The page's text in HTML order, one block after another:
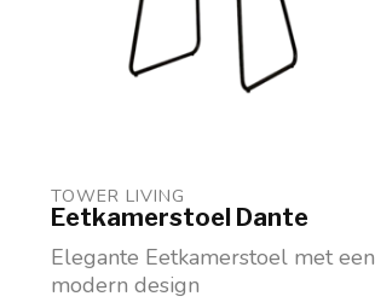
TOWER LIVING
Eetkamerstoel Dante
Elegante Eetkamerstoel met een
modern design